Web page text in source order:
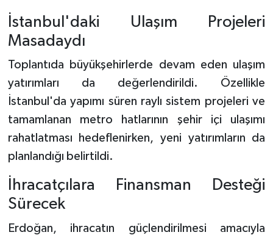
İstanbul'daki Ulaşım Projeleri
Masadaydı
Toplantıda büyükşehirlerde devam eden ulaşım
yatırımları da değerlendirildi. Özellikle
İstanbul'da yapımı süren raylı sistem projeleri ve
tamamlanan metro hatlarının şehir içi ulaşımı
rahatlatması hedeflenirken, yeni yatırımların da
planlandığı belirtildi.
İhracatçılara Finansman Desteği
Sürecek
Erdoğan, ihracatın güçlendirilmesi amacıyla